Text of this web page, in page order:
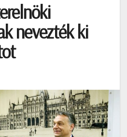
nevezték ki